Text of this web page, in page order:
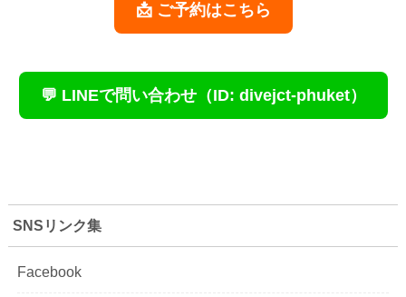
📩 ご予約はこちら
💬 LINEで問い合わせ（ID: divejct-phuket）
SNSリンク集
Facebook